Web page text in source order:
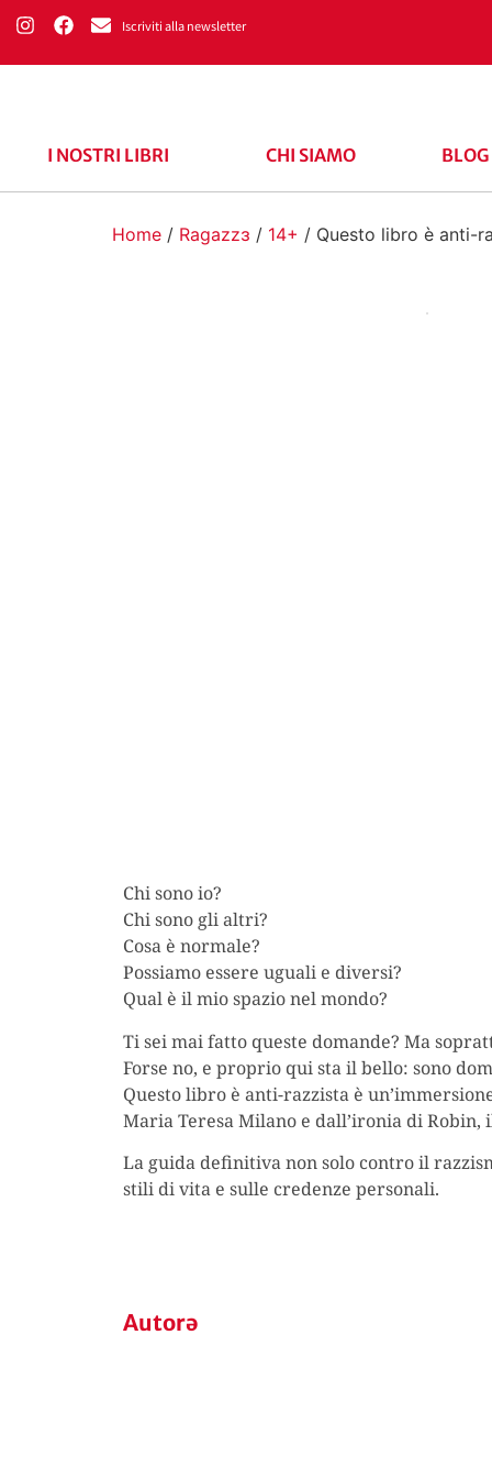
Iscriviti alla newsletter
I NOSTRI LIBRI CHI SIAMO BLOG
Home / Ragazzɜ / 14+ / Questo libro è anti-
Chi sono io?
Chi sono gli altri?
Cosa è normale?
Possiamo essere uguali e diversi?
Qual è il mio spazio nel mondo?
Ti sei mai fatto queste domande? Ma
Forse no, e proprio qui sta il bello: sono
Questo libro è anti-razzista è
Maria Teresa Milano e dall’ironia di
La guida definitiva non solo contro il
stili di vita e sulle credenze personali.
Autorə